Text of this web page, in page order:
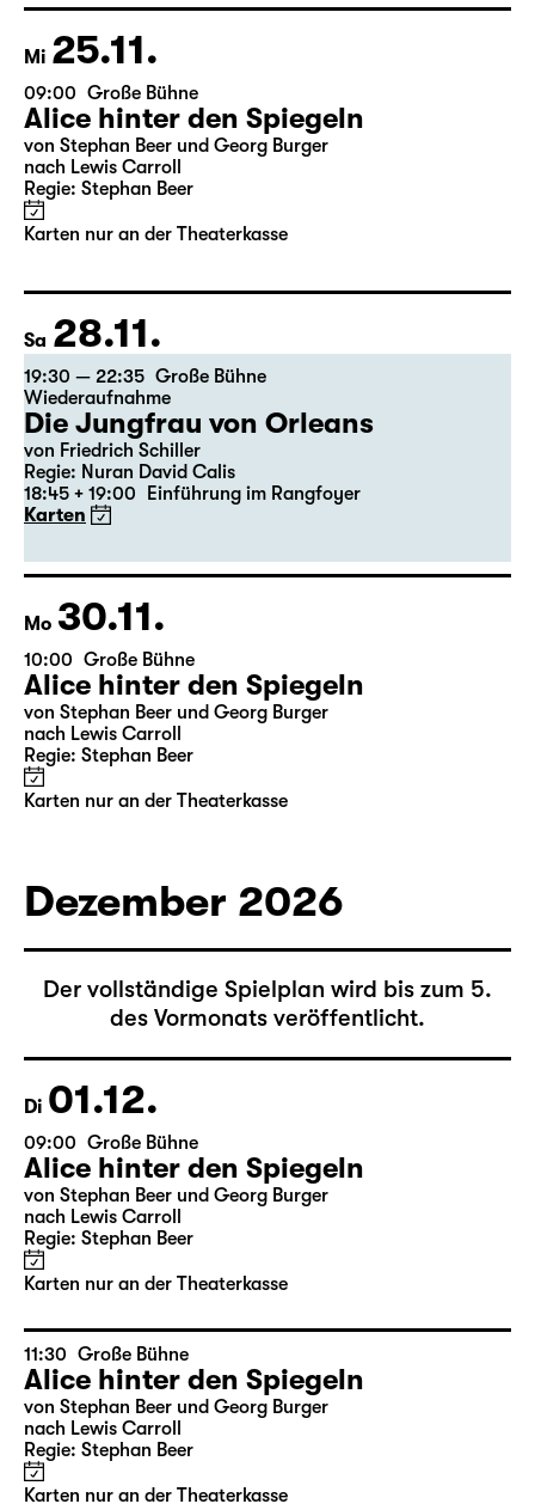
Karten nur an der Theaterkasse
Mi 25.11.
09:00 Große Bühne
Alice hinter den Spiegeln
von Stephan Beer und Georg Burger
Karten nur an der Theaterkasse
Sa 28.11.
19:30 — 22:35 Große Bühne
Wiederaufnahme
Die Jungfrau von Orleans
Regie: Nuran David Calis
18:45 + 19:00 Einführung im Rangfoyer
Karten
Mo 30.11.
10:00 Große Bühne
Alice hinter den Spiegeln
von Stephan Beer und Georg Burger
Karten nur an der Theaterkasse
Dezember 2026
Der vollständige Spielplan wird bis zum 5.
des Vormonats veröffentlicht.
Di 01.12.
09:00 Große Bühne
Alice hinter den Spiegeln
von Stephan Beer und Georg Burger
Regie: Stephan Beer
Karten nur an der Theaterkasse
11:30 Große Bühne
Alice hinter den Spiegeln
von Stephan Beer und Georg Burger